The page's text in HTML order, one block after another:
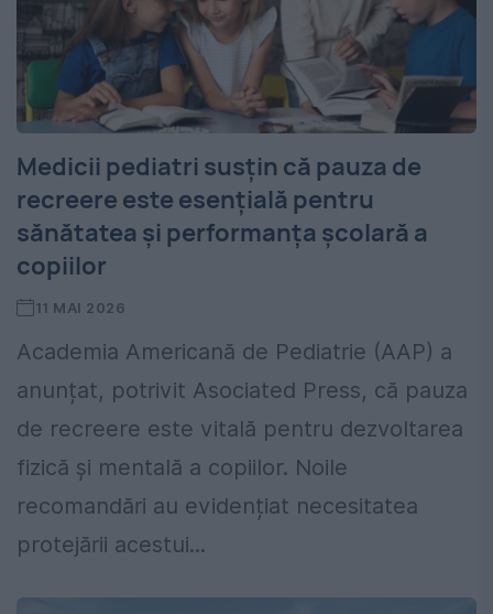
Medicii pediatri susțin că pauza de
recreere este esențială pentru
sănătatea și performanța școlară a
copiilor
11 MAI 2026
Academia Americană de Pediatrie (AAP) a
anunțat, potrivit Asociated Press, că pauza
de recreere este vitală pentru dezvoltarea
fizică și mentală a copiilor. Noile
recomandări au evidențiat necesitatea
protejării acestui...